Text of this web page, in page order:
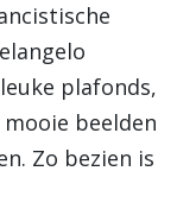
plafonds,
beelden
Zo bezien is